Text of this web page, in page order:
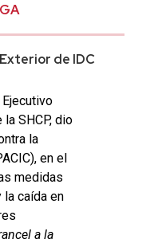
de IDC
SHCP, dio
la
en el
medidas
la caída en
a la